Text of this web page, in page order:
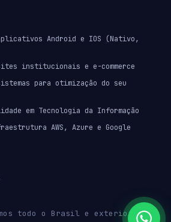
Android e IOS (Nativo,
institucionais e e-commerce
para otimização do seu
em Tecnologia da Informação
AWS, Azure e Google
todo o Brasil e exterior